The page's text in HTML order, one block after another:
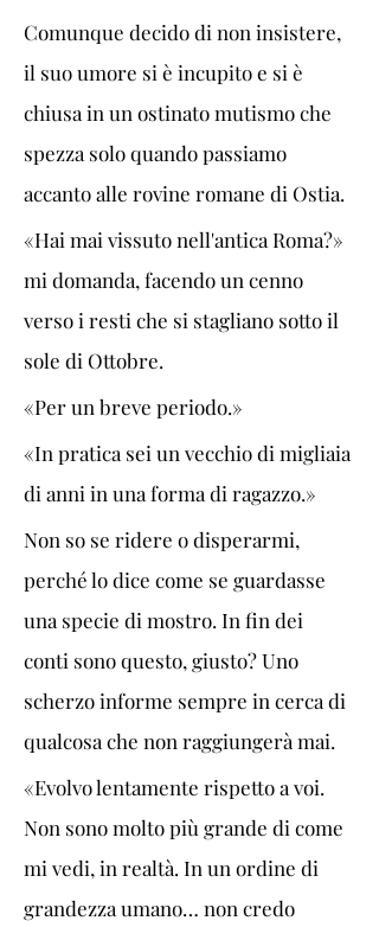
Comunque decido di non insistere,
il suo umore si è incupito e si è
chiusa in un ostinato mutismo che
spezza solo quando passiamo
accanto alle rovine romane di Ostia.
«Hai mai vissuto nell'antica Roma?»
mi domanda, facendo un cenno
verso i resti che si stagliano sotto il
sole di Ottobre.
«Per un breve periodo.»
«In pratica sei un vecchio di migliaia
di anni in una forma di ragazzo.»
Non so se ridere o disperarmi,
perché lo dice come se guardasse
una specie di mostro. In fin dei
conti sono questo, giusto? Uno
scherzo informe sempre in cerca di
qualcosa che non raggiungerà mai.
«Evolvo lentamente rispetto a voi.
Non sono molto più grande di come
mi vedi, in realtà. In un ordine di
grandezza umano… non credo